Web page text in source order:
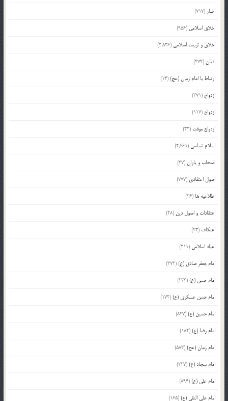
اخبار (717)
اخلاق اسلامی (956)
اخلاق و تربیت اسلامی (2,836)
ادیان(474)
ارتباط با امام زمان (عج)(14)
ازدواج (371)
ازدواج (117)
ازدواج موقت (32)
اسلام شناسی (2,661)
اصحاب و یاران(37)
اصول اعتقادی (777)
اطلاعیه ها (26)
اعتقادات و اصول دین (28)
اعتکاف (43)
اعیاد اسلامی (211)
امام جعفر صادق (ع)(372)
امام حسن (ع)(233)
امام حسن عسکری (ع)(172)
امام حسین (ع)(847)
امام رضا (ع)(182)
امام زمان (عج)(583)
امام سجاد (ع)(227)
امام علی (ع)(894)
امام علی النقی (ع)(165)